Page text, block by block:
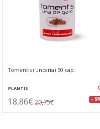
Tomentis (uncaria) 60 cap.
PLANTIS
18,86€ 20,75€ -